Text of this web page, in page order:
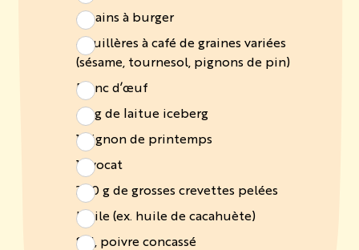
4 pains à burger
4 cuillères à café de graines variées
(sésame, tournesol, pignons de pin)
Blanc d’œuf
40 g de laitue iceberg
1 oignon de printemps
1 avocat
300 g de grosses crevettes pelées
Huile (ex. huile de cacahuète)
Sel, poivre concassé